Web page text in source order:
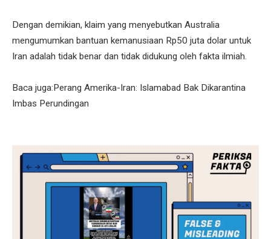
Dengan demikian, klaim yang menyebutkan Australia
mengumumkan bantuan kemanusiaan Rp50 juta dolar untuk
Iran adalah tidak benar dan tidak didukung oleh fakta ilmiah.
Baca juga:Perang Amerika-Iran: Islamabad Bak Dikarantina
Imbas Perundingan